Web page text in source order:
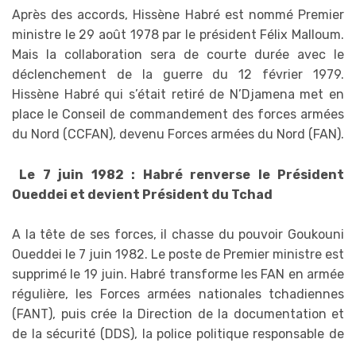
Après des accords, Hissène Habré est nommé Premier
ministre le 29 août 1978 par le président Félix Malloum.
Mais la collaboration sera de courte durée avec le
déclenchement de la guerre du 12 février 1979.
Hissène Habré qui s’était retiré de N’Djamena met en
place le Conseil de commandement des forces armées
du Nord (CCFAN), devenu Forces armées du Nord (FAN).
Le 7 juin 1982 : Habré renverse le Président
Oueddei et devient Président du Tchad
A la tête de ses forces, il chasse du pouvoir Goukouni
Oueddei le 7 juin 1982. Le poste de Premier ministre est
supprimé le 19 juin. Habré transforme les FAN en armée
régulière, les Forces armées nationales tchadiennes
(FANT), puis crée la Direction de la documentation et
de la sécurité (DDS), la police politique responsable de